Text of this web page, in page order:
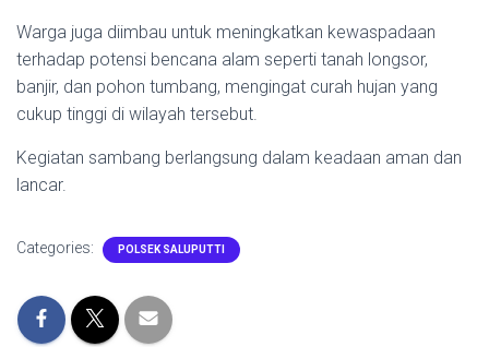
Warga juga diimbau untuk meningkatkan kewaspadaan
terhadap potensi bencana alam seperti tanah longsor,
banjir, dan pohon tumbang, mengingat curah hujan yang
cukup tinggi di wilayah tersebut.
Kegiatan sambang berlangsung dalam keadaan aman dan
lancar.
Categories: POLSEK SALUPUTTI